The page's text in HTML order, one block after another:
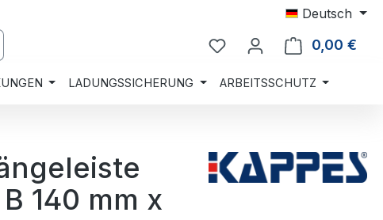
Deutsch
0,00 €
LADUNGSSICHERUNG ARBEITSSCHUTZ
140 mm x